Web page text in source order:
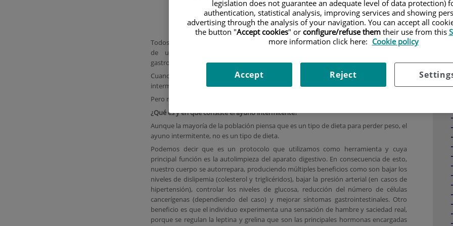
Todos alguna vez hemos hecho ayuno por distintos motivos, como analíticas, antes
de una cirugía, en algunas pruebas médicas, en algunas enfermedades
gastrointestinales, etc.
Cuando los ayunos son de 12 horas o más, estaríamos hablando de ayuno
intermitente.
Pero realmente, ¿sabes qué es? Te lo cuento:
¿Qué es y en qué consiste el ayuno intermitente?
Aunque la mayoría de la población piensa que es un tipo de dieta para perder peso, el
ayuno intermitente, no es un tipo de dieta.
Podemos decir que es un protocolo que utilizamos como herramienta y cuya
principal función es la autolimpieza del aparato digestivo. En consecuencia de esto,
nuestro cuerpo se autorrepara, produciendo múltiples beneficios como son bajar los
niveles de dislipemia (colesterol y triglicéridos), bajar la presión arterial (en casos de
hipertensión), controlar los niveles de glucosa, reducción del número de células
cancerígenas (dependiendo del caso) y mejorar síntomas gastrointestinales. Otro
beneficio es que el individuo experimenta una sensación de hambre y saciedad real,
porque se regulan la leptina y grelina que son las principales hormonas encargadas
legislation does not guarantee an adequate level of data protection)
authentication, statistical analysis, improving services and showing
advertising through the analysis of your navigation. You can accept all
the button "Accept cookies" or configure/refuse themtheir use from this
more information click here: Cookie policy
Reject
Accept